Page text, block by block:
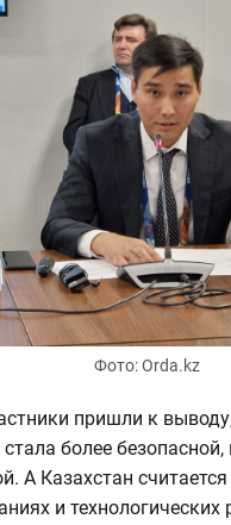
Фото: Orda.kz
пришли к
стала более
А Казахстан
и